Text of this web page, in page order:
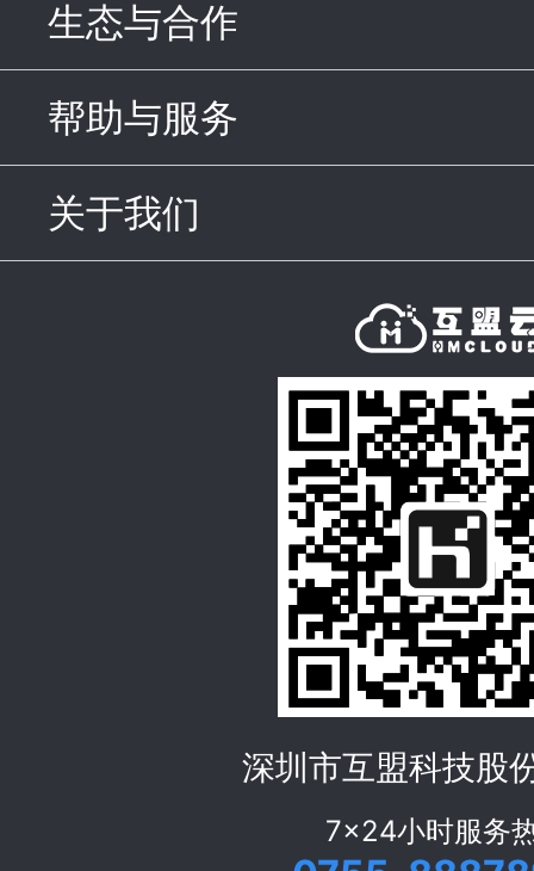
生态与合作
帮助与服务
关于我们
深圳市互盟科技股
7x24小时服务